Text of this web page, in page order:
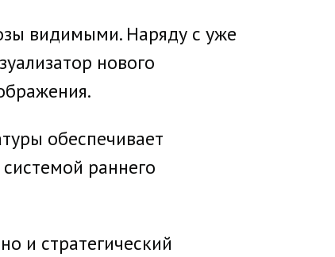
видимыми. Наряду с уже
нового
обеспечивает
раннего
и стратегический